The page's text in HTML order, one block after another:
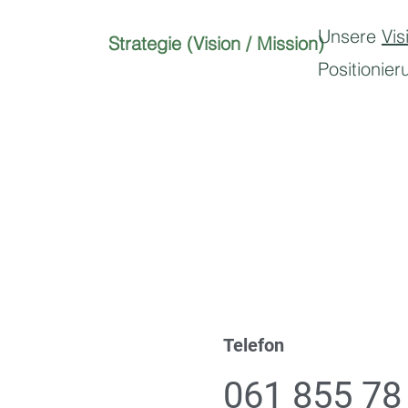
Strategie (Vision / Mission)Unsere
Telefon
061 855